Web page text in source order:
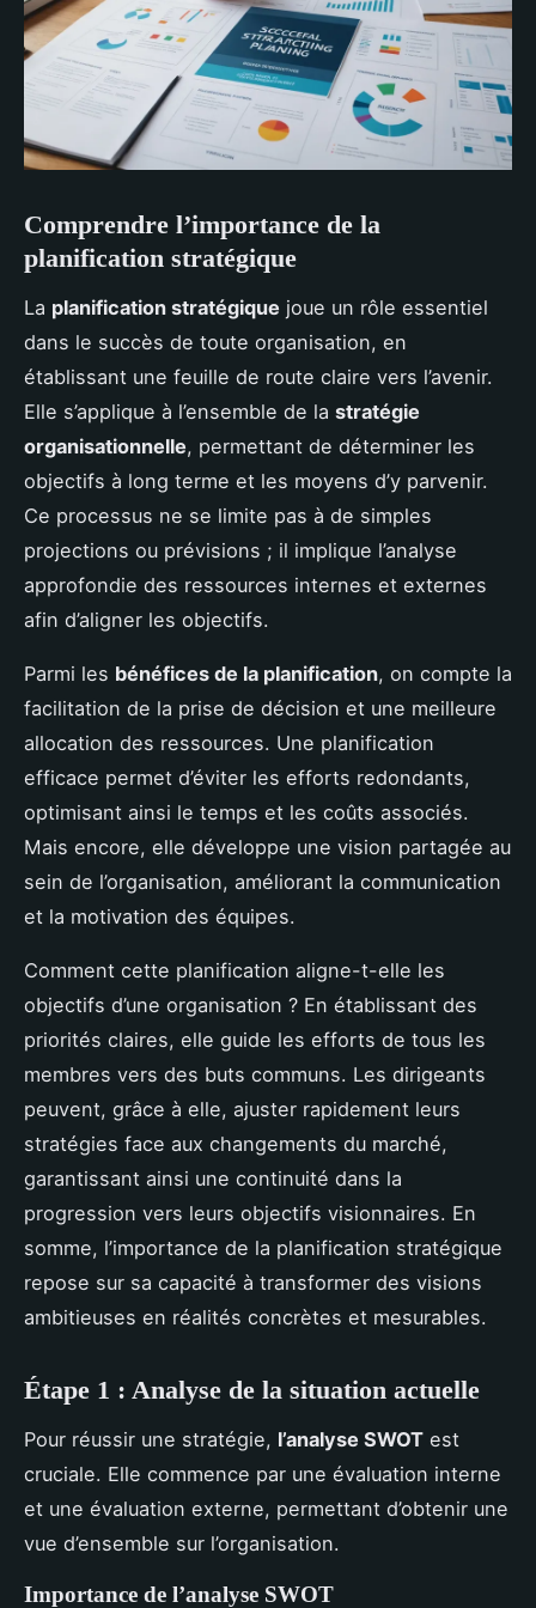
Comprendre l’importance de la
planification stratégique
La planification stratégique joue un rôle essentiel
dans le succès de toute organisation, en
établissant une feuille de route claire vers l’avenir.
Elle s’applique à l’ensemble de la stratégie
organisationnelle, permettant de déterminer les
objectifs à long terme et les moyens d’y parvenir.
Ce processus ne se limite pas à de simples
projections ou prévisions ; il implique l’analyse
approfondie des ressources internes et externes
afin d’aligner les objectifs.
Parmi les bénéfices de la planification, on compte la
facilitation de la prise de décision et une meilleure
allocation des ressources. Une planification
efficace permet d’éviter les efforts redondants,
optimisant ainsi le temps et les coûts associés.
Mais encore, elle développe une vision partagée au
sein de l’organisation, améliorant la communication
et la motivation des équipes.
Comment cette planification aligne-t-elle les
objectifs d’une organisation ? En établissant des
priorités claires, elle guide les efforts de tous les
membres vers des buts communs. Les dirigeants
peuvent, grâce à elle, ajuster rapidement leurs
stratégies face aux changements du marché,
garantissant ainsi une continuité dans la
progression vers leurs objectifs visionnaires. En
somme, l’importance de la planification stratégique
repose sur sa capacité à transformer des visions
ambitieuses en réalités concrètes et mesurables.
Étape 1 : Analyse de la situation actuelle
Pour réussir une stratégie, l’analyse SWOT est
cruciale. Elle commence par une évaluation interne
et une évaluation externe, permettant d’obtenir une
vue d’ensemble sur l’organisation.
Importance de l’analyse SWOT